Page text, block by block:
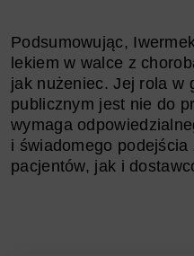
Podsumowując,
lekiem w walce z
jak nużeniec. Jej rola w
publicznym jest nie do
wymaga
i świadomego
pacjentów, jak i